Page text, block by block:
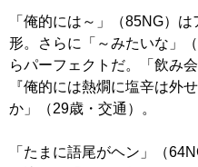
「俺的には～」（85NG）
形。さらに「～みたいな」
らパーフェクトだ。「飲み
『俺的には熱燗に塩辛は外
か」（29歳・交通）。
「たまに語尾がヘン」（